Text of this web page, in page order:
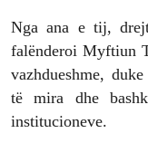
Nga ana e tij,
falënderoi Myftiun
vazhdueshme,
të mira dhe
institucioneve.